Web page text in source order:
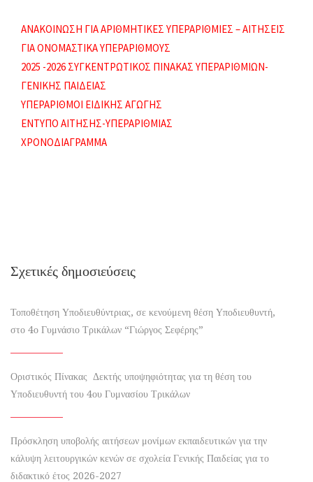
ΑΝΑΚΟΙΝΩΣΗ ΓΙΑ ΑΡΙΘΜΗΤΙΚΕΣ ΥΠΕΡΑΡΙΘΜΙΕΣ – ΑΙΤΗΣΕΙΣ
ΓΙΑ ΟΝΟΜΑΣΤΙΚΑ ΥΠΕΡΑΡΙΘΜΟΥΣ
2025 -2026 ΣΥΓΚΕΝΤΡΩΤΙΚΟΣ ΠΙΝΑΚΑΣ ΥΠΕΡΑΡΙΘΜΙΩΝ-
ΓΕΝΙΚΗΣ ΠΑΙΔΕΙΑΣ
ΥΠΕΡΑΡΙΘΜΟΙ ΕΙΔΙΚΗΣ ΑΓΩΓΗΣ
ΕΝΤΥΠΟ ΑΙΤΗΣΗΣ-ΥΠΕΡΑΡΙΘΜΙΑΣ
ΧΡΟΝΟΔΙΑΓΡΑΜΜΑ
Σχετικές δημοσιεύσεις
Τοποθέτηση Υποδιευθύντριας, σε κενούμενη θέση Υποδιευθυντή,
στο 4ο Γυμνάσιο Τρικάλων “Γιώργος Σεφέρης”
Οριστικός Πίνακας Δεκτής υποψηφιότητας για τη θέση του
Υποδιευθυντή του 4ου Γυμνασίου Τρικάλων
Πρόσκληση υποβολής αιτήσεων μονίμων εκπαιδευτικών για την
κάλυψη λειτουργικών κενών σε σχολεία Γενικής Παιδείας για το
διδακτικό έτος 2026-2027